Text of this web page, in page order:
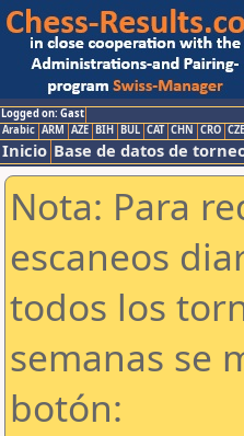
Logged on: Gast
Arabic ARM AZE BIH BUL CAT CHN CRO CZE
Inicio Base de datos de
Nota: Para
escaneos
todos los
semanas se
botón: